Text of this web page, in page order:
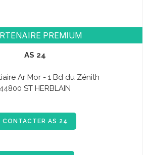
PREMIUM
AS 24
Ar Mor - 1 Bd du Zénith
44800 ST HERBLAIN
CONTACTER AS 24